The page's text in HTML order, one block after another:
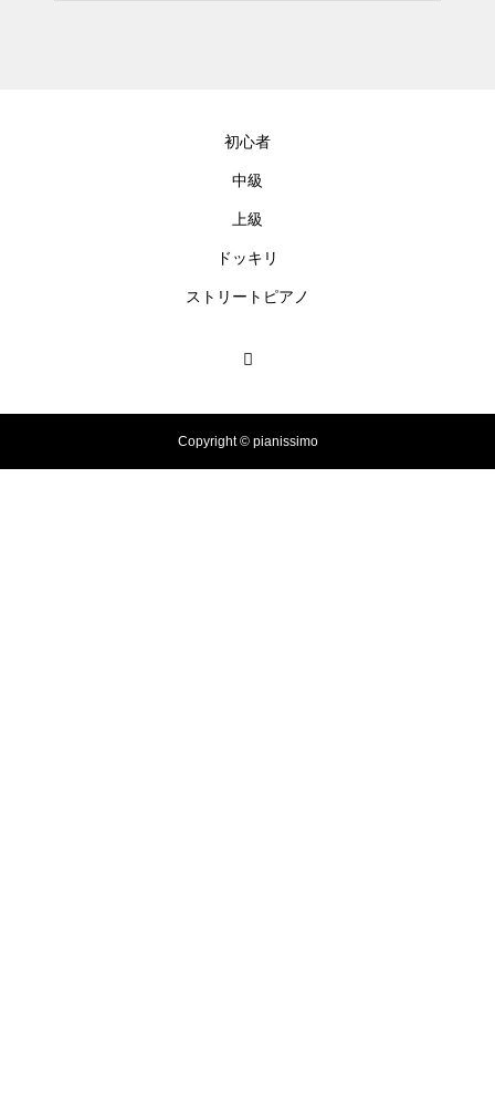
（中～上級）【The Dark History
of the Reincarnated Villainess】
ほぼ日1フレーズ THE BLUE H
EARTS NO NO NO
冬の音楽 #クリスマス #心温まる
千葉県／イオンモール千葉ニュ
初心者
中級
上級
ドッキリ
ストリートピアノ
Copyright © pianissimo